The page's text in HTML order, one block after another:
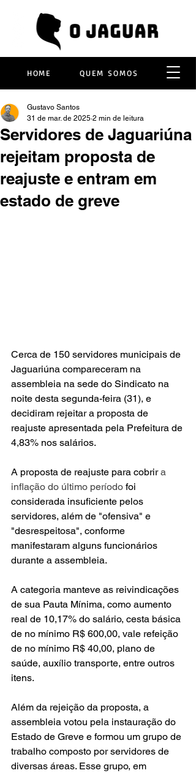
HOME QUEM SOMOS
Servidores de Jaguariúna
rejeitam proposta de
reajuste e entram em
estado de greve
Gustavo Santos
31 de mar. de 2025 2 min de leitura
Cerca de 150 servidores municipais de
Jaguariúna compareceram na
assembleia na sede do Sindicato na
noite desta segunda-feira (31), e
decidiram rejeitar a proposta de
reajuste apresentada pela Prefeitura de
4,83% nos salários.
A proposta de reajuste para cobrir a
inflação do último período foi
considerada insuficiente pelos
servidores, além de "ofensiva" e
"desrespeitosa", conforme
manifestaram alguns funcionários
durante a assembleia.
A categoria manteve as reivindicações
de sua Pauta Mínima, como aumento
real de 10,17% do salário, cesta básica
de no mínimo R$ 600,00, vale refeição
de no mínimo R$ 40,00, plano de
saúde, auxílio transporte, entre outros
itens.
Além da rejeição da proposta, a
assembleia votou pela instauração do
Estado de Greve e formou um grupo de
trabalho composto por servidores de
diversas áreas. Esse grupo, em